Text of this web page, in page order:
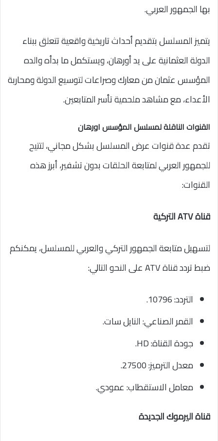
بها الجمهور العربي.
يتميز المسلسل بتقديم أحداث تاريخية واقعية تتعلق ببناء
الدولة العثمانية على يد أورهان، ويستكمل ما بدأه والده
المؤسس عثمان من معارك وصراعات لتوسيع الدولة ومحاربة
الأعداء، مع مشاهد ملحمية تأسر المتابعين.
القنوات الناقلة لمسلسل المؤسس اورهان
تقدم عدة قنوات عرض المسلسل بشكل مجاني، لتتيح
للجمهور العربي لمتابعة الحلقات بدون تشفير، أبرز هذه
القنوات:
قناة ATV التركية
لتسهيل متابعة الجمهور التركي والعربي للمسلسل، يمكنكم
ضبط تردد قناة ATV على النحو التالي:
التردد: 10796.
القمر الصناعي: النايل سات.
جودة القناة: HD.
معدل الترميز: 27500.
معامل الاستقطاب: عمودي.
قناة اليرموك الجديدة